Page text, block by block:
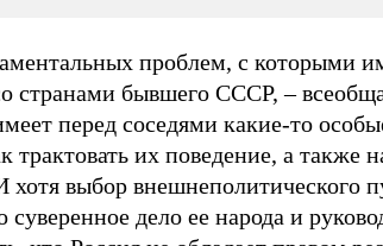
проблем, с которыми
странами бывшего СССР, –
перед соседями какие-то
трактовать их поведение, а также
хотя выбор внешнеполитического
суверенное дело ее народа и